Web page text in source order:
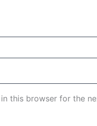
this browser for the